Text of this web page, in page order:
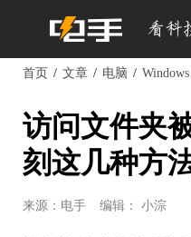
首页 文章 电脑 Windows
访问文件夹
刻这几种方
来源：电手 编辑： 小淙